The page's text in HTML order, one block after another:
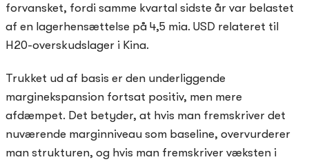
forvansket, fordi samme kvartal sidste år var belastet
af en lagerhensættelse på 4,5 mia. USD relateret til
H20-overskudslager i Kina.
Trukket ud af basis er den underliggende
marginekspansion fortsat positiv, men mere
afdæmpet. Det betyder, at hvis man fremskriver det
nuværende marginniveau som baseline, overvurderer
man strukturen, og hvis man fremskriver væksten i